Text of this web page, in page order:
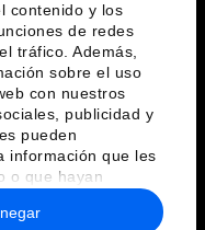
contenido y los
de redes
tráfico. Además,
sobre el uso
con nuestros
publicidad y
pueden
información que les
o que hayan
uso que haya